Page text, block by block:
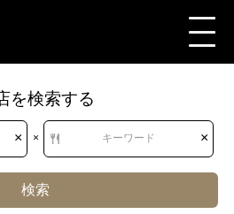
を検索する
× × キーワード ×
検索
料理 アフリカ料理